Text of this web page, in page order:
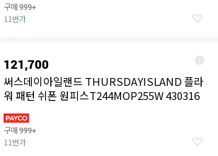
구매999+
11번가
121,700
써스데이아일랜드 THURSDAYISLAND 플라
워 패턴 쉬폰 원피스T244MOP255W 430316
구매999+
11번가